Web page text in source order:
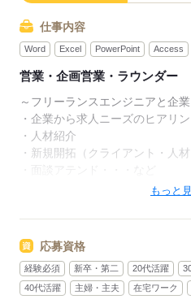
仕事内容
Word Excel PowerPoint Access
営業・企画営業・ラウンダー
～フリーランスエンジニアと企
・企業から求人ニーズのヒアリ
・人材紹介
・新規開拓（クライアント・人材
■リモート：あり（週1日＊木曜
■残業：基本ナシ
応募
もっと
応募資格
経験必須 新卒・第二 20代活躍
40代活躍
主婦・主夫 在宅ワーク